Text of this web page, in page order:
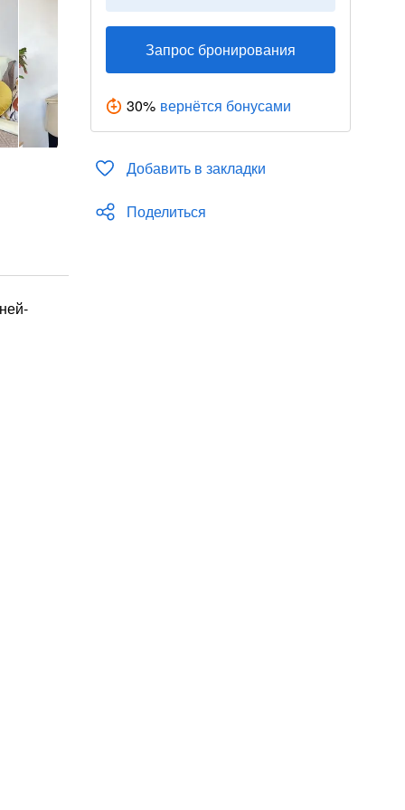
Запрос бронирования
30% вернётся бонусами
Добавить в закладки
Поделиться